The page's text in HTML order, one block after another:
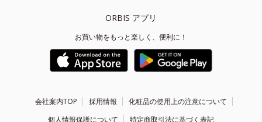
ORBIS アプリ
お買い物をもっと楽しく、便利に！
会社案内TOP 採用情報
化粧品の使用上の注意について
個人情報保護について
特定商取引法に基づく表記